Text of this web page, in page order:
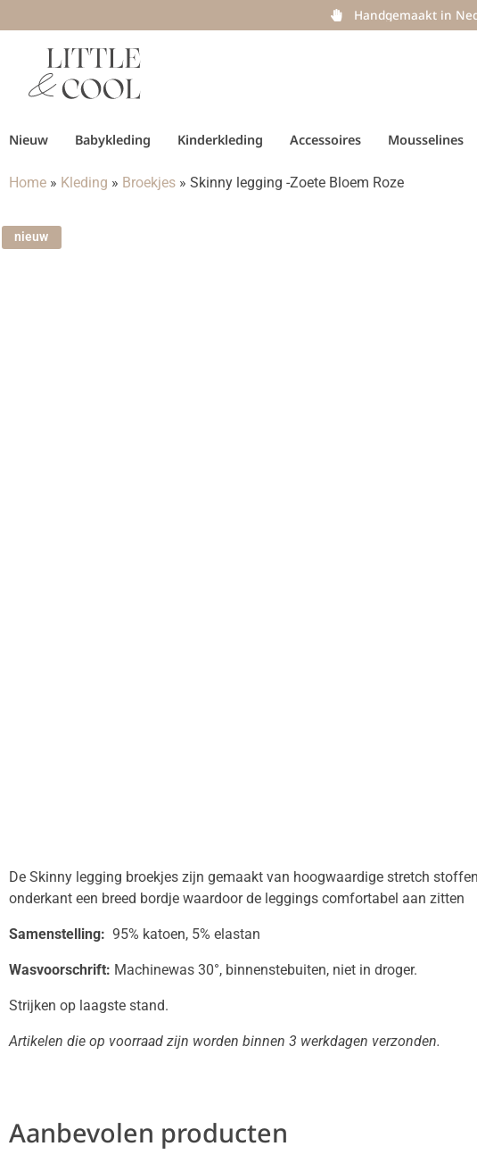
Handgemaakt in
Nieuw Babykleding Kinderkleding Accessoires Mousselines
Home » Kleding » Broekjes » Skinny legging -Zoete Bloem Roze
nieuw
De Skinny legging broekjes zijn gemaakt van hoogwaardige stretch
onderkant een breed bordje waardoor de leggings comfortabel aan zitten
Samenstelling: 95% katoen, 5% elastan
Wasvoorschrift: Machinewas 30°, binnenstebuiten, niet in droger.
Strijken op laagste stand.
Artikelen die op voorraad zijn worden binnen 3 werkdagen verzonden.
Aanbevolen producten